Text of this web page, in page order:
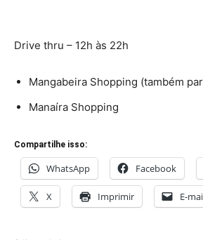
Drive thru – 12h às 22h
Mangabeira Shopping (também
Manaíra Shopping
Compartilhe isso:
WhatsApp Facebook
X Imprimir E-